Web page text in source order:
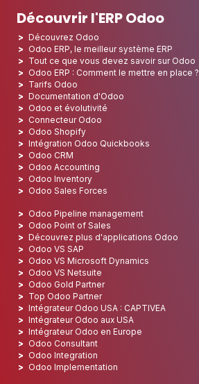
Découvrir l'ERP Odoo
Découvrez Odoo
Odoo ERP, le meilleur système ERP
Tout ce que vous devez savoir sur Odoo
Odoo ERP : Comment le mettre en place ?
Tarifs Odoo
Documentation d'Odoo
Odoo et évolutivité
Connecteur Odoo
Odoo Shopify
Intégration Odoo Quickbooks
Odoo CRM
Odoo Accounting
Odoo Inventory
Odoo Sales Forces
Odoo Pipeline management
Odoo Point of Sales
Découvrez plus d'applications Odoo
Odoo VS SAP
Odoo VS Microsoft Dynamics
Odoo VS Netsuite
Odoo Gold Partner
Top Odoo Partner
Intégrateur Odoo USA : CAPTIVEA
Intégrateur Odoo aux USA
Intégrateur Odoo en Europe
Odoo Consultant
Odoo Integration
Odoo Implementation